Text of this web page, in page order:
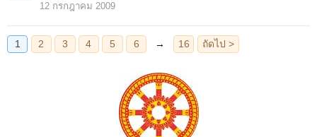
12 กรกฎาคม 2009